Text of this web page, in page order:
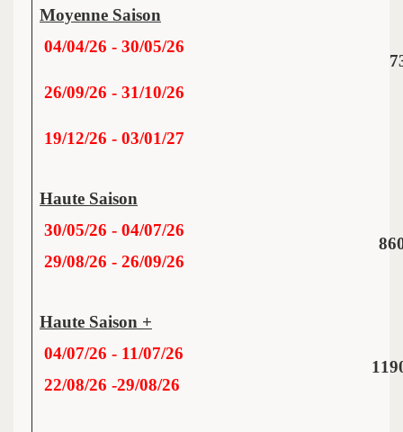
Moyenne Saison
04/04/26 - 30/05/26
26/09/26 - 31/10/26
19/12/26 - 03/01/27
Haute Saison
30/05/26 - 04/07/26
29/08/26 - 26/09/26
Haute Saison +
04/07/26 - 11/07/26
22/08/26 -29/08/26